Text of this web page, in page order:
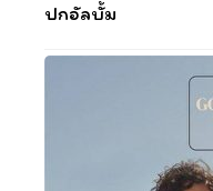
ปกอัลบั้ม